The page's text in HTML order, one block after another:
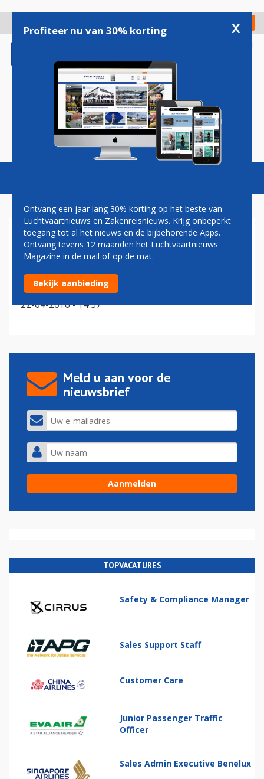
gaan
Check in
Magazine Podcasts Vacatures
NICO NIJENHUIS
'Strenge regelgeving werkt professionele inzet drones
tegen'
22-04-2016 - 14:57
Meld u aan voor de
nieuwsbrief
TOPVACATURES
Safety & Compliance Manager
Sales Support Staff
Customer Care
Junior Passenger Traffic
Officer
Sales Admin Executive Benelux
Profiteer nu van 30% korting x
Ontvang een jaar lang 30% korting op het beste van
Luchtvaartnieuws en Zakenreisnieuws. Krijg onbeperkt
toegang tot al het nieuws en de bijbehorende Apps.
Ontvang tevens 12 maanden het Luchtvaartnieuws
Magazine in de mail of op de mat.
Bekijk aanbieding